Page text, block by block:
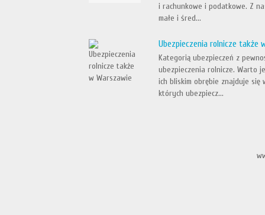
i rachunkowe i podatkowe. Z
małe i śred...
Ubezpieczenia rolnicze także
Kategorią ubezpieczeń z
ubezpieczenia rolnicze. Warto
ich bliskim obrębie znajduje
których ubezpiecz...